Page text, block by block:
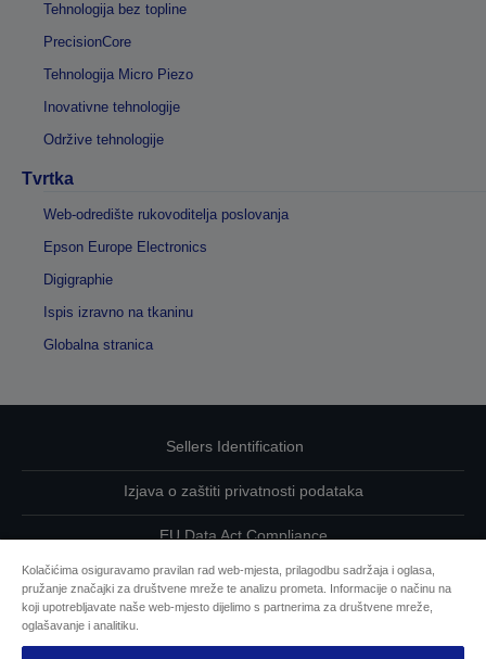
Tehnologija bez topline
PrecisionCore
Tehnologija Micro Piezo
Inovativne tehnologije
Održive tehnologije
Tvrtka
Web-odredište rukovoditelja poslovanja
Epson Europe Electronics
Digigraphie
Ispis izravno na tkaninu
Globalna stranica
Sellers Identification
Izjava o zaštiti privatnosti podataka
EU Data Act Compliance
Kontaktirajte nas u vezi svojih podataka
Kolačićima osiguravamo pravilan rad web-mjesta, prilagodbu sadržaja i oglasa,
pružanje značajki za društvene mreže te analizu prometa. Informacije o načinu na
koji upotrebljavate naše web-mjesto dijelimo s partnerima za društvene mreže,
oglašavanje i analitiku.